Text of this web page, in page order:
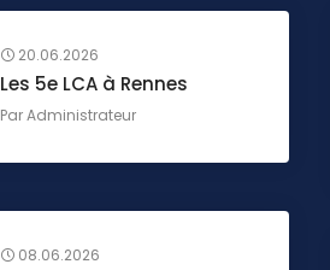
20.06.2026
Les 5e LCA à Rennes
ParAdministrateur
08.06.2026